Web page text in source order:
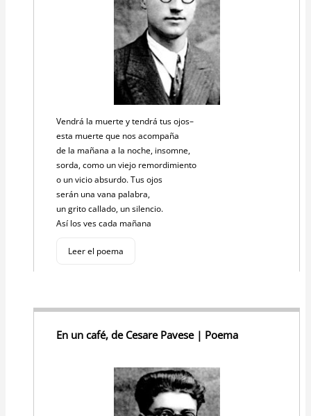
Vendrá la muerte y tendrá tus ojos–
esta muerte que nos acompaña
de la mañana a la noche, insomne,
sorda, como un viejo remordimiento
o un vicio absurdo. Tus ojos
serán una vana palabra,
un grito callado, un silencio.
Así los ves cada mañana
Leer el poema
En un café, de Cesare Pavese | Poema